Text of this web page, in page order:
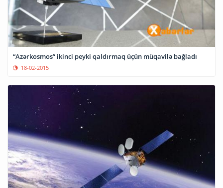
“Azərkosmos” ikinci peyki qaldırmaq üçün müqavilə bağladı
18-02-2015